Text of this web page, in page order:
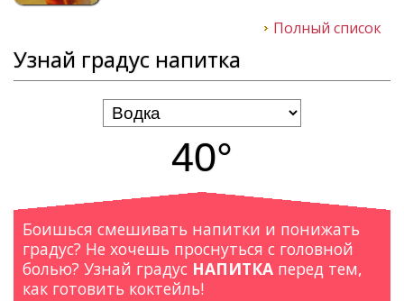
Полный список
Узнай градус напитка
40°
Боишься смешивать напитки и понижать
градус? Не хочешь проснуться с головной
болью? Узнай градус НАПИТКА перед тем,
как готовить коктейль!